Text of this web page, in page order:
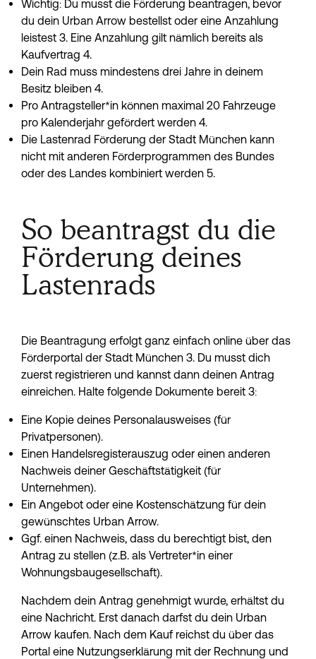
Wichtig: Du musst die Förderung beantragen, bevor
du dein Urban Arrow bestellst oder eine Anzahlung
leistest 3. Eine Anzahlung gilt nämlich bereits als
Kaufvertrag 4.
Dein Rad muss mindestens drei Jahre in deinem
Besitz bleiben 4.
Pro Antragsteller*in können maximal 20 Fahrzeuge
pro Kalenderjahr gefördert werden 4.
Die Lastenrad Förderung der Stadt München kann
nicht mit anderen Förderprogrammen des Bundes
oder des Landes kombiniert werden 5.
So beantragst du die
Förderung deines
Lastenrads
Die Beantragung erfolgt ganz einfach online über das
Förderportal der Stadt München 3. Du musst dich
zuerst registrieren und kannst dann deinen Antrag
einreichen. Halte folgende Dokumente bereit 3:
Eine Kopie deines Personalausweises (für
Privatpersonen).
Einen Handelsregisterauszug oder einen anderen
Nachweis deiner Geschäftstätigkeit (für
Unternehmen).
Ein Angebot oder eine Kostenschätzung für dein
gewünschtes Urban Arrow.
Ggf. einen Nachweis, dass du berechtigt bist, den
Antrag zu stellen (z.B. als Vertreter*in einer
Wohnungsbaugesellschaft).
Nachdem dein Antrag genehmigt wurde, erhältst du
eine Nachricht. Erst danach darfst du dein Urban
Arrow kaufen. Nach dem Kauf reichst du über das
Portal eine Nutzungserklärung mit der Rechnung und